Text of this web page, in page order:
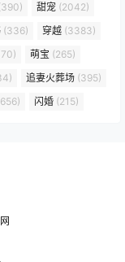
甜宠 (2042)
(336) 穿越 (3383)
萌宝 (265)
追妻火葬场 (395)
闪婚 (215)